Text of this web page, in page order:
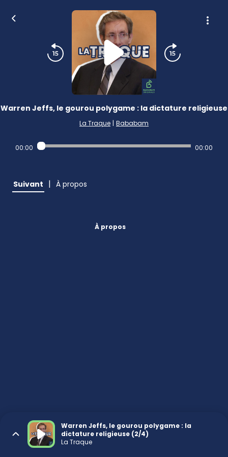
Warren Jeffs, le gourou polygame : la dictature
La Traque | Bababam
00:00 00:00
Suivant | À propos
À propos
Warren Jeffs, le gourou polygame : la
dictature religieuse (2/4)
La Traque